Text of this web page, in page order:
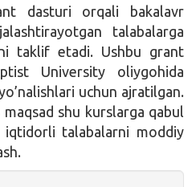
dasturi orqali bakalavr
talabalarga
taklif etadi. Ushbu grant
University oliygohida
uchun ajratilgan.
shu kurslarga qabul
iqtidorli talabalarni moddiy